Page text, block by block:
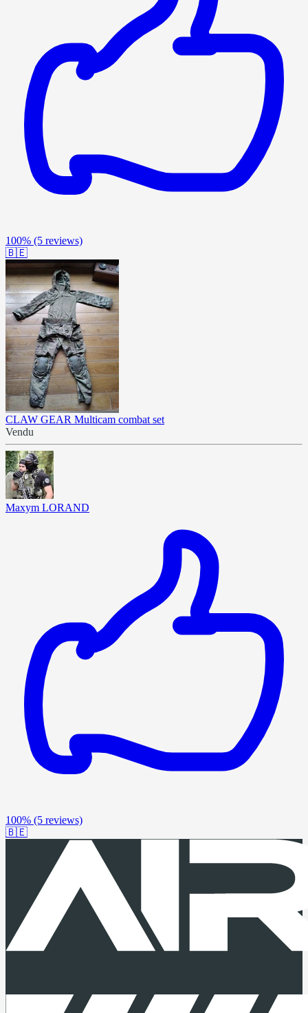
100% (5 reviews)
🇧🇪
CLAW GEAR Multicam combat set
Vendu
Maxym LORAND
100% (5 reviews)
🇧🇪